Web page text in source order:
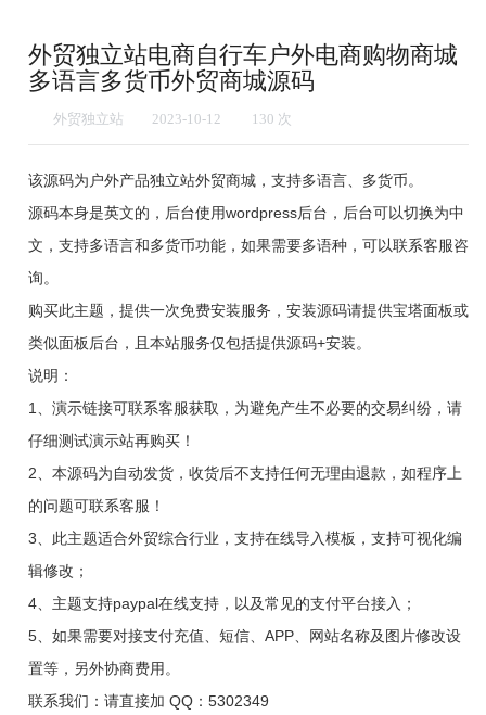
外贸独立站电商自行车户外电商购物商城
多语言多货币外贸商城源码
外贸独立站 2023-10-12 1 30 次
该源码为户外产品独立站外贸商城，支持多语言、多货币。
源码本身是英文的，后台使用wordpress后台，后台可以切换为中
文，支持多语言和多货币功能，如果需要多语种，可以联系客服咨
询。
购买此主题，提供一次免费安装服务，安装源码请提供宝塔面板或
类似面板后台，且本站服务仅包括提供源码+安装。
说明：
1、演示链接可联系客服获取，为避免产生不必要的交易纠纷，请
仔细测试演示站再购买！
2、本源码为自动发货，收货后不支持任何无理由退款，如程序上
的问题可联系客服！
3、此主题适合外贸综合行业，支持在线导入模板，支持可视化编
辑修改；
4、主题支持paypal在线支持，以及常见的支付平台接入；
5、如果需要对接支付充值、短信、APP、网站名称及图片修改设
置等，另外协商费用。
联系我们：请直接加 QQ：5302349